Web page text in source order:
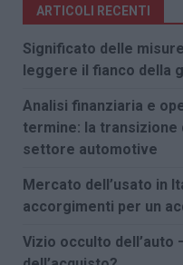
ARTICOLI RECENTI
Significato delle
leggere il fianco della
Analisi finanziaria e
termine: la transizione
settore automotive
Mercato dell’usato in
accorgimenti per un
Vizio occulto dell’auto